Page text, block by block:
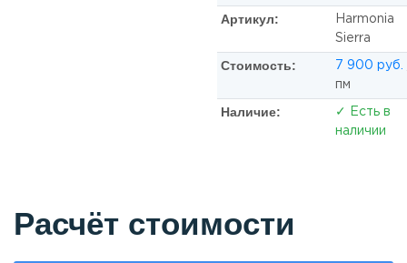
Артикул:
Harmonia
Sierra
Стоимость: 7 900 руб.
пм
Наличие:
✓ Есть в
наличии
Расчёт стоимости